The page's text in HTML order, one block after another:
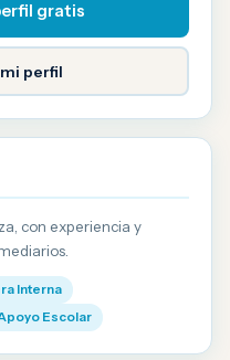
gratis
perfil
con experiencia y
Interna
Escolar